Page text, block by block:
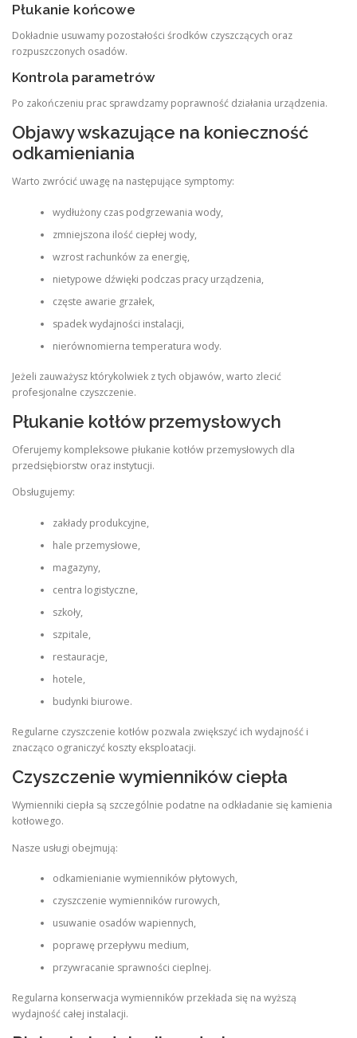
Płukanie końcowe
Dokładnie usuwamy pozostałości środków czyszczących oraz
rozpuszczonych osadów.
Kontrola parametrów
Po zakończeniu prac sprawdzamy poprawność działania urządzenia.
Objawy wskazujące na konieczność
odkamieniania
Warto zwrócić uwagę na następujące symptomy:
wydłużony czas podgrzewania wody,
zmniejszona ilość ciepłej wody,
wzrost rachunków za energię,
nietypowe dźwięki podczas pracy urządzenia,
częste awarie grzałek,
spadek wydajności instalacji,
nierównomierna temperatura wody.
Jeżeli zauważysz którykolwiek z tych objawów, warto zlecić
profesjonalne czyszczenie.
Płukanie kotłów przemysłowych
Oferujemy kompleksowe płukanie kotłów przemysłowych dla
przedsiębiorstw oraz instytucji.
Obsługujemy:
zakłady produkcyjne,
hale przemysłowe,
magazyny,
centra logistyczne,
szkoły,
szpitale,
restauracje,
hotele,
budynki biurowe.
Regularne czyszczenie kotłów pozwala zwiększyć ich wydajność i
znacząco ograniczyć koszty eksploatacji.
Czyszczenie wymienników ciepła
Wymienniki ciepła są szczególnie podatne na odkładanie się kamienia
kotłowego.
Nasze usługi obejmują:
odkamienianie wymienników płytowych,
czyszczenie wymienników rurowych,
usuwanie osadów wapiennych,
poprawę przepływu medium,
przywracanie sprawności cieplnej.
Regularna konserwacja wymienników przekłada się na wyższą
wydajność całej instalacji.